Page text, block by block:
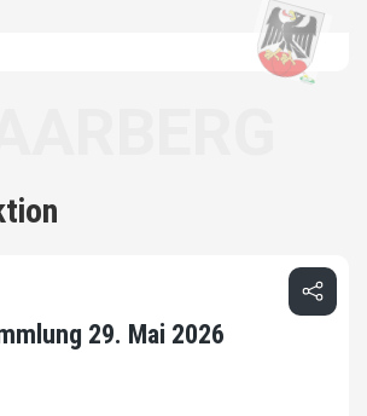
29. Mai 2026